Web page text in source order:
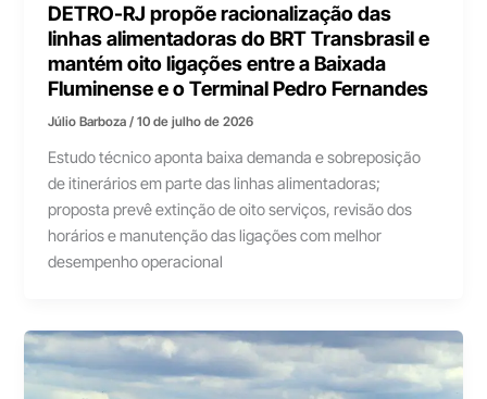
DETRO-RJ propõe racionalização das
linhas alimentadoras do BRT Transbrasil e
mantém oito ligações entre a Baixada
Fluminense e o Terminal Pedro Fernandes
Júlio Barboza/10 de julho de 2026
Estudo técnico aponta baixa demanda e sobreposição
de itinerários em parte das linhas alimentadoras;
proposta prevê extinção de oito serviços, revisão dos
horários e manutenção das ligações com melhor
desempenho operacional